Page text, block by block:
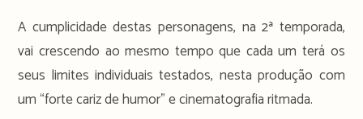
A cumplicidade destas personagens, na 2ª temporada,
vai crescendo ao mesmo tempo que cada um terá os
seus limites individuais testados, nesta produção com
um “forte cariz de humor” e cinematografia ritmada.